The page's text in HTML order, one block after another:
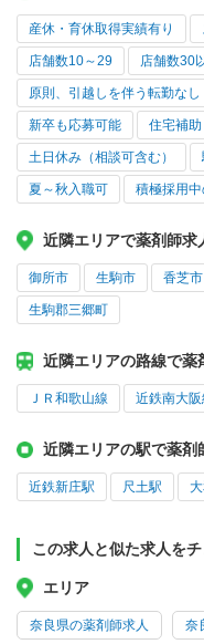
産休・育休取得実績有り
店舗数10～29 店舗数30
原則、引越しを伴う転勤なし
新卒も応募可能 住宅補助
土日休み（相談可含む）
夏～秋入職可 積極採用中
近隣エリアで薬剤師求
御所市 生駒市 香芝市
生駒郡三郷町
近隣エリアの路線で薬
ＪＲ和歌山線 近鉄南大阪
近隣エリアの駅で薬剤
近鉄新庄駅 尺土駅
この求人と似た求人をチ
エリア
奈良県の薬剤師求人 奈